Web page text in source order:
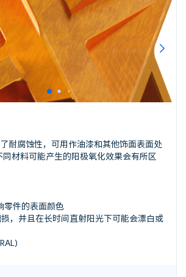
耐腐蚀性，可用作油漆和其他饰面表面处
材料可能产生的阳极氧化效果会有所区
零件的表面颜色
，并且在长时间直射阳光下可能会漂白或